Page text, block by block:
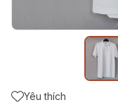
Yêu thích